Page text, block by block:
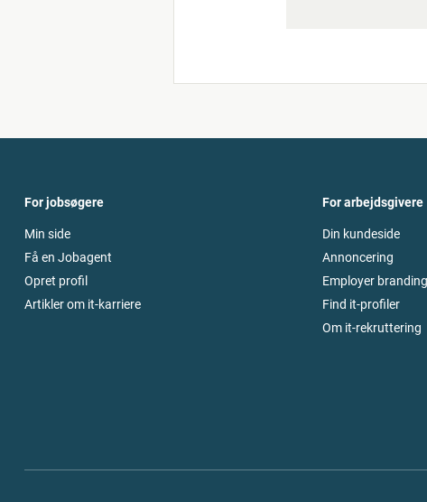
For jobsøgere
Min side
Få en Jobagent
Opret profil
Artikler om it-karriere
For arbejdsgivere
Din kundeside
Annoncering
Employer branding
Find it-profiler
Om it-rekruttering